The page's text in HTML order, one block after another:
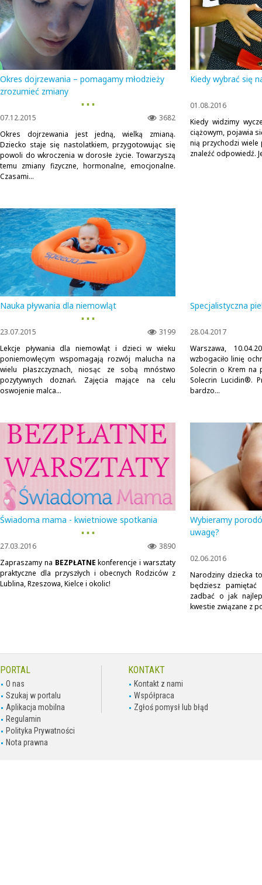
Okres dojrzewania – pomagamy młodzieży
zrozumieć zmiany
▪ ▪ ▪
3682
07.12.2015
Okres dojrzewania jest jedną, wielką zmianą.
Dziecko staje się nastolatkiem, przygotowując się
powoli do wkroczenia w dorosłe życie. Towarzyszą
temu zmiany fizyczne, hormonalne, emocjonalne.
Czasami...
Kiedy wybrać się
01.08.2016
Kiedy widzimy
ciążowym, pojawia
nią przychodzi
znaleźć odpowiedź.
Nauka pływania dla niemowląt
▪ ▪ ▪
3199
23.07.2015
Lekcje pływania dla niemowląt i dzieci w wieku
poniemowlęcym wspomagają rozwój malucha na
wielu płaszczyznach, niosąc ze sobą mnóstwo
pozytywnych doznań. Zajęcia mające na celu
oswojenie malca...
Specjalistyczna
28.04.2017
Warszawa,
wzbogaciło linię
Solecrin o Krem na
Solecrin Lucidin®.
bardzo...
Świadoma mama - kwietniowe spotkania
▪ ▪ ▪
3890
27.03.2016
Zapraszamy na BEZPŁATNE konferencje i warsztaty
praktyczne dla przyszłych i obecnych Rodziców z
Lublina, Rzeszowa, Kielce i okolic!
Wybieramy
uwagę?
02.06.2016
Narodziny dziecka
będziesz
zadbać o jak
kwestie związane z
PORTAL
O nas
Szukaj w portalu
Aplikacja mobilna
Regulamin
Polityka Prywatności
Nota prawna
KONTAKT
Kontakt z nami
Współpraca
Zgłoś pomysł lub błąd